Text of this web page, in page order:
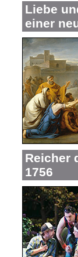
Liebe
einer
Reicher
1756